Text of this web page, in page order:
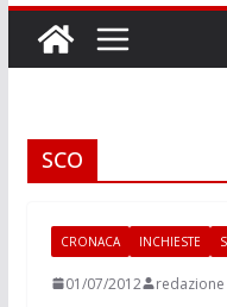
SCO
CRONACA INCHIESTE
01/07/2012 redazione